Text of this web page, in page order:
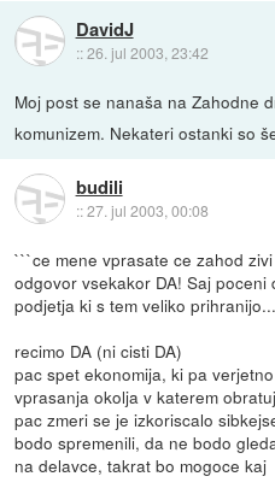
DavidJ
::26. jul 2003, 23:42
Moj post se nanaša na Zahodne
komunizem. Nekateri ostanki so
budili
::27. jul 2003, 00:08
```ce mene vprasate ce zahod
odgovor vsekakor DA! Saj
podjetja ki s tem veliko
recimo DA (ni cisti DA)
pac spet ekonomija, ki pa
vprasanja okolja v katerem
pac zmeri se je izkoriscalo
bodo spremenili, da ne bodo
na delavce, takrat bo mogoce kaj